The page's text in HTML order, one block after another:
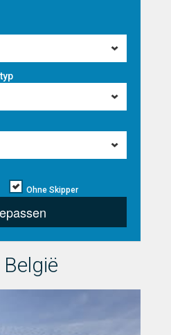
Ohne Skipper